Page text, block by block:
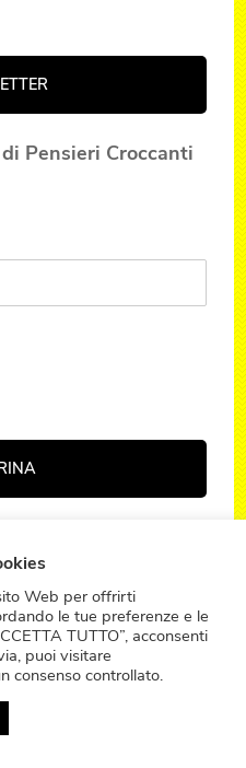
Pensieri Croccanti
Caterina, sono
e foodblogger
inventare ricette
piacere anche
Pensieri Croccanti Il
i colori ed sapori
Web per offrirti
le tue preferenze e le
TUTTO”, acconsenti
puoi visitare
consenso controllato.